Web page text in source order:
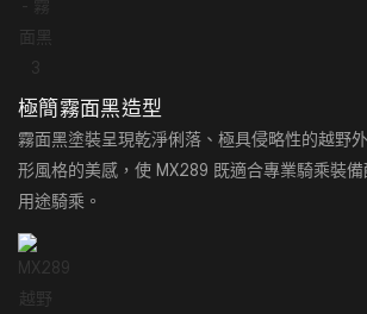
極簡霧面黑造型
霧面黑塗裝呈現乾淨俐落、極具侵略性的越野
形風格的美感，使 MX289 既適合專業騎乘裝
用途騎乘。